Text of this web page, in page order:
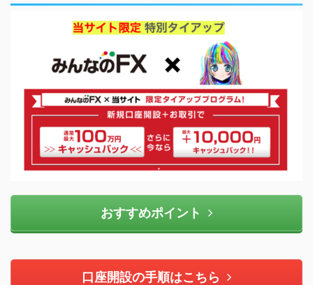
おすすめポイント
口座開設の手順はこちら